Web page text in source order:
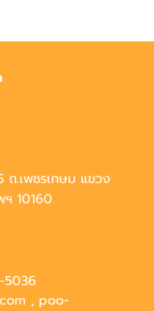
.เพชรเกษม แขวง
10160
5036
, poo-